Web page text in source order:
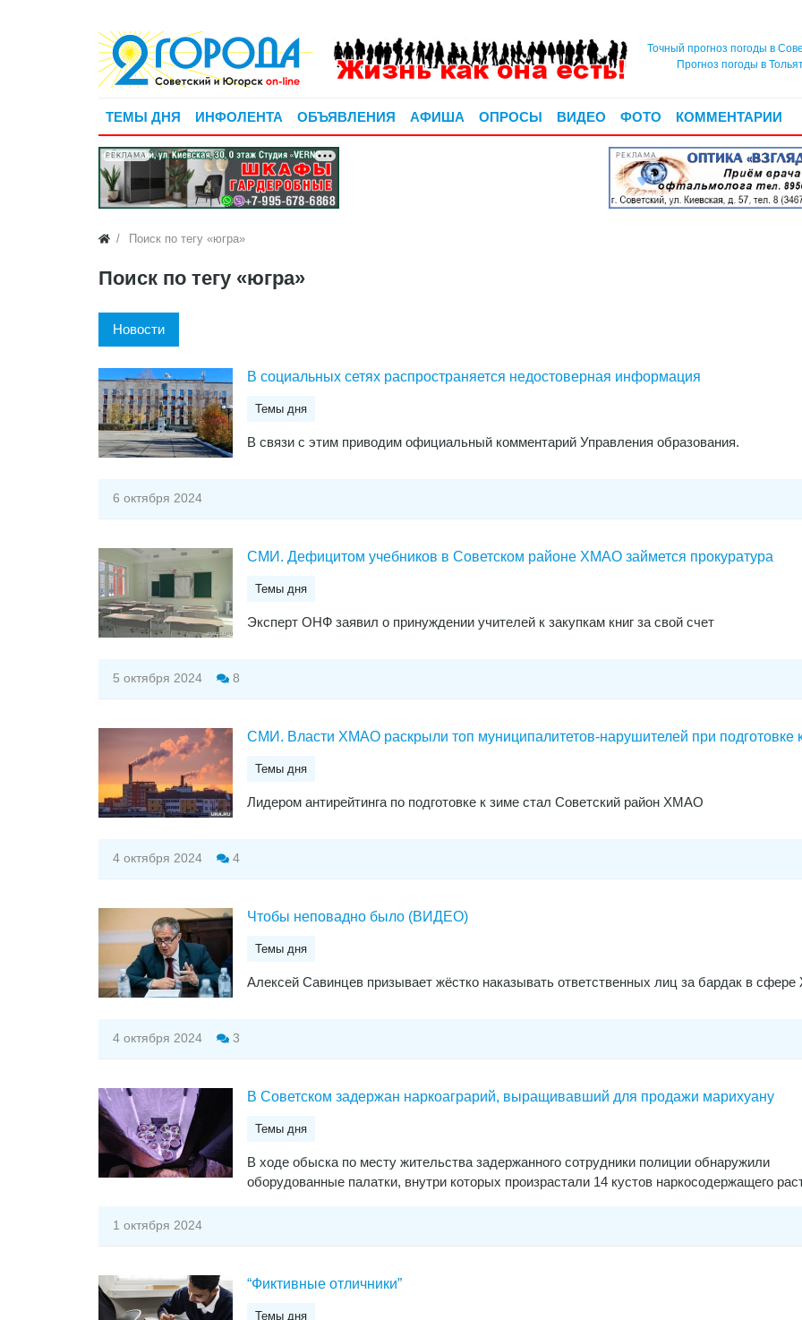
Точный прогноз погоды в
Прогноз погоды в
ТЕМЫ ДНЯ ИНФОЛЕНТА ОБЪЯВЛЕНИЯ АФИША ОПРОСЫ ВИДЕО ФОТО КОММЕНТАРИИ
РЕКЛАМА РЕКЛАМА
Поиск по тегу «югра»
Поиск по тегу «югра»
Новости
В социальных сетях распространяется недостоверная информация
Темы дня
​В связи с этим приводим официальный комментарий Управления образования.
6 октября 2024
СМИ. Дефицитом учебников в Советском районе ХМАО займется прокуратура
Темы дня
Эксперт ОНФ заявил о принуждении учителей к закупкам книг за свой счет
5 октября 2024 8
СМИ. Власти ХМАО раскрыли топ муниципалитетов-нарушителей при подготовке
Темы дня
Лидером антирейтинга по подготовке к зиме стал Советский район ХМАО
4 октября 2024 4
Чтобы неповадно было (ВИДЕО)
Темы дня
Алексей Савинцев призывает жёстко наказывать ответственных лиц за бардак в
4 октября 2024 3
В Советском задержан наркоаграрий, выращивавший для продажи марихуану
Темы дня
В ходе обыска по месту жительства задержанного сотрудники полиции обнаружили
оборудованные палатки, внутри которых произрастали 14 кустов наркосодержащего
1 октября 2024
“Фиктивные отличники”
Темы дня